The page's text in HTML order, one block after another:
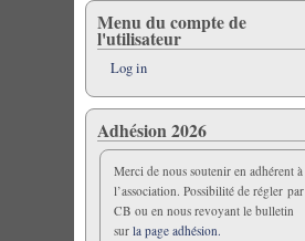
Menu du compte de
l'utilisateur
Log in
Adhésion 2026
Merci de nous soutenir en adhérent à
l’association. Possibilité de régler par
CB ou en nous revoyant le bulletin
surla page adhésion.